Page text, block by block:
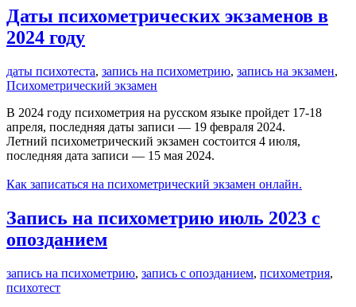
Даты психометрических экзаменов в
2024 году
даты психотеста, запись на психометрию, запись на экзамен,
Психометрический экзамен
В 2024 году психометрия на русском языке пройдет 17-18
апреля, последняя даты записи — 19 февраля 2024.
Летний психометрический экзамен состоится 4 июля,
последняя дата записи — 15 мая 2024.
Как записаться на психометрический экзамен онлайн.
Запись на психометрию июль 2023 с
опозданием
запись на психометрию, запись с опозданием, психометрия,
психотест